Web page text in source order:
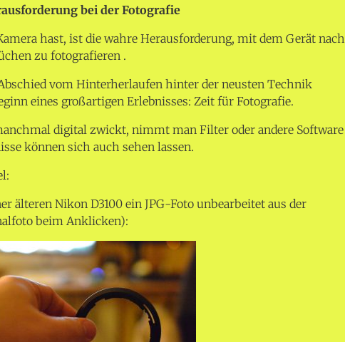
bei der Fotografie
hast, ist die wahre Herausforderung, mit dem Gerät nach
zu fotografieren .
vom Hinterherlaufen hinter der neusten Technik
eines großartigen Erlebnisses: Zeit für Fotografie.
digital zwickt, nimmt man Filter oder andere Software
können sich auch sehen lassen.
älteren Nikon D3100 ein JPG-Foto unbearbeitet aus der
beim Anklicken):